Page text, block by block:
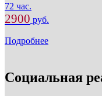
72 час.
2900 руб.
Подробнее
Социальная